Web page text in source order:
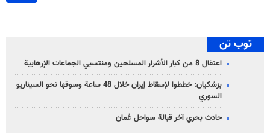
توب تن
اعتقال 8 من كبار الأشرار المسلحين ومنتسبي الجماعات الإرهابية
بزشكيان: خططوا لإسقاط إيران خلال 48 ساعة وسوقها نحو السيناريو
السوري
حادث بحري آخر قبالة سواحل عُمان